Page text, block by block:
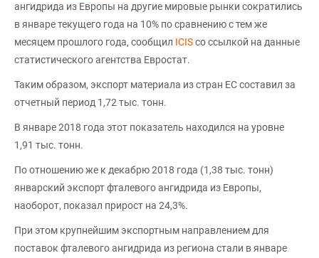
ангидрида из Европы на другие мировые рынки сократились
в январе текущего года на 10% по сравнению с тем же
месяцем прошлого года, сообщил ICISсо ссылкой на данные
статистического агентства Евростат.
Таким образом, экспорт материала из стран ЕС составил за
отчетный период 1,72 тыс. тонн.
В январе 2018 года этот показатель находился на уровне
1,91 тыс. тонн.
По отношению же к декабрю 2018 года (1,38 тыс. тонн)
январский экспорт фталевого ангидрида из Европы,
наоборот, показал прирост на 24,3%.
При этом крупнейшим экспортным направлением для
поставок фталевого ангидрида из региона стали в январе